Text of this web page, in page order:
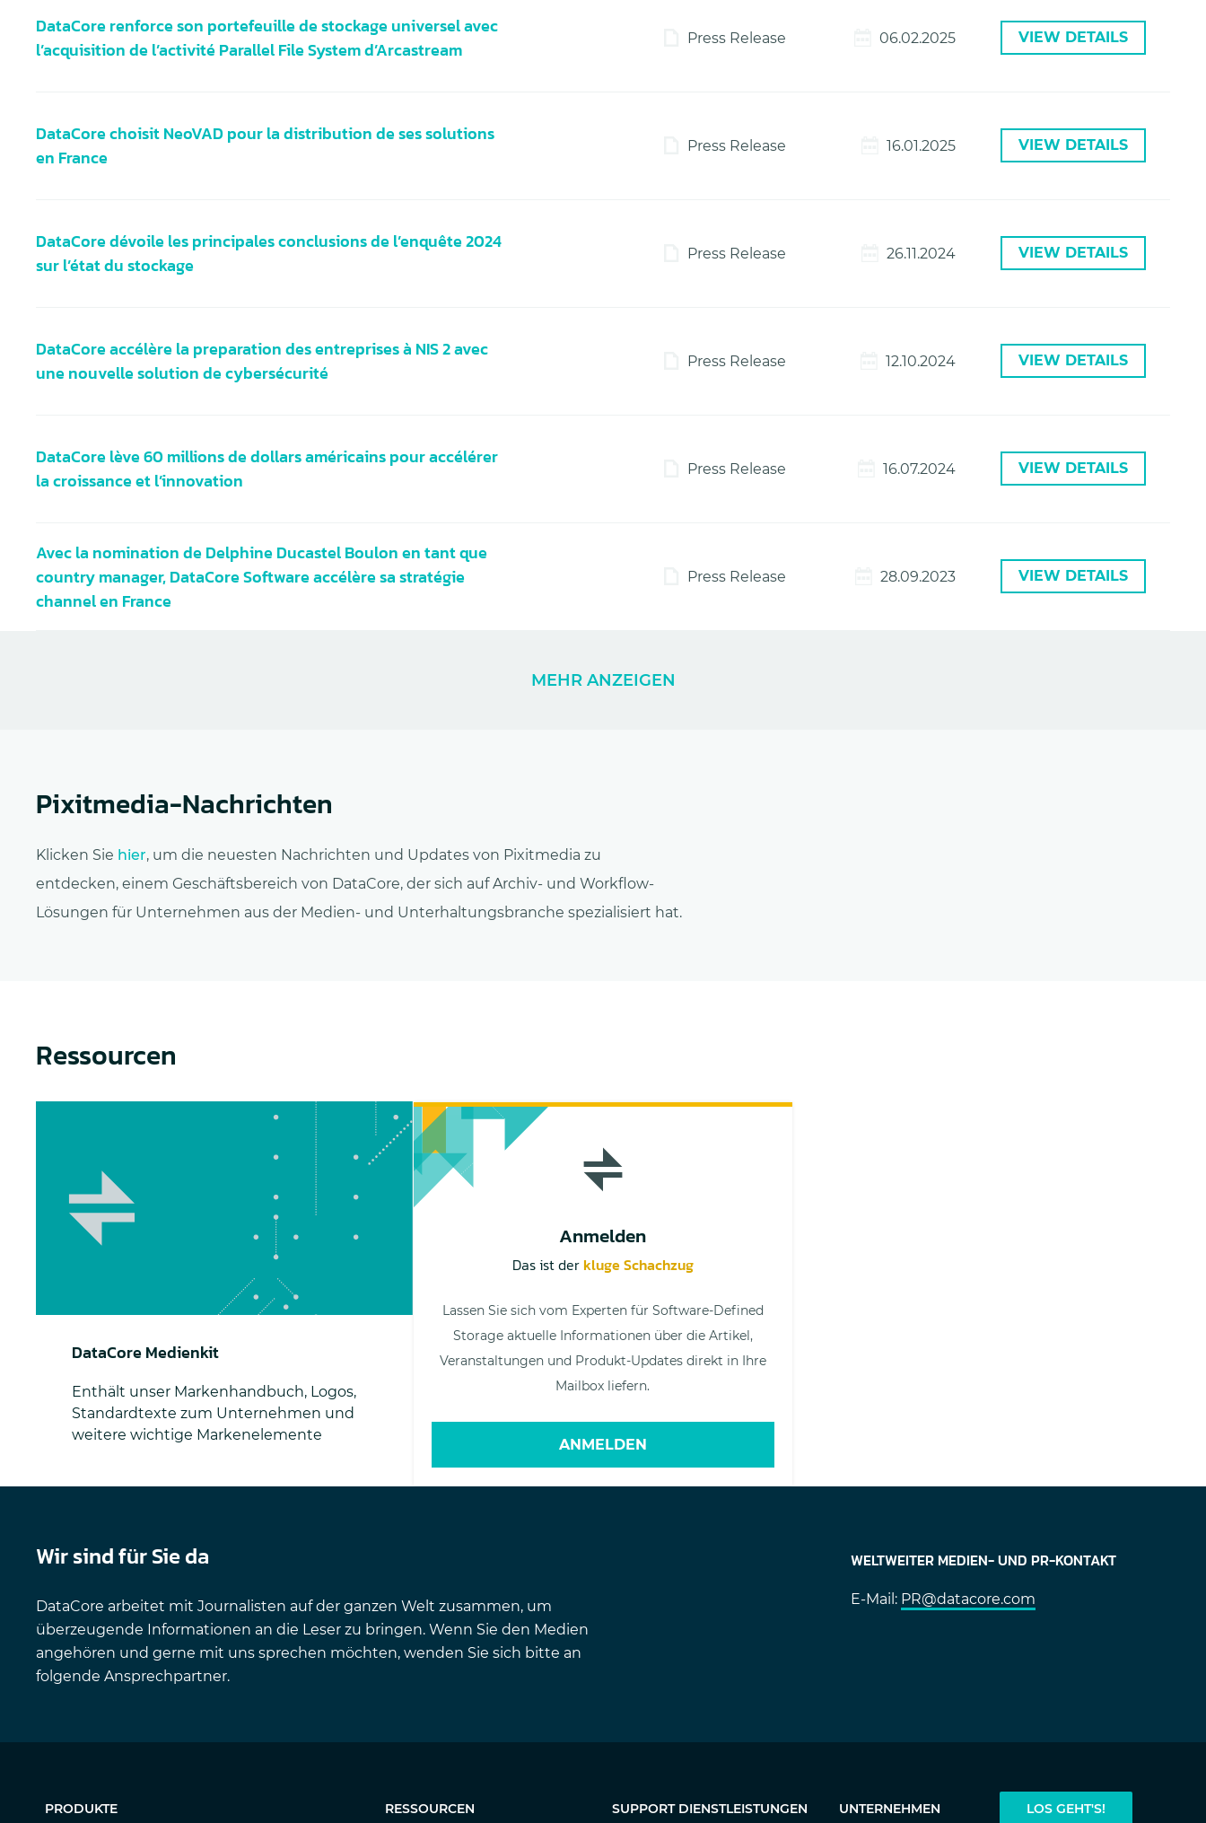
DataCore renforce son portefeuille de stockage universel avec
l’acquisition de l’activité Parallel File System d’Arcastream
Press Release 06.02.2025 VIEW DETAILS
DataCore choisit NeoVAD pour la distribution de ses solutions
en France
Press Release 16.01.2025 VIEW DETAILS
DataCore dévoile les principales conclusions de l’enquête 2024
sur l’état du stockage
Press Release 26.11.2024 VIEW DETAILS
DataCore accélère la preparation des entreprises à NIS 2 avec
une nouvelle solution de cybersécurité
Press Release 12.10.2024 VIEW DETAILS
DataCore lève 60 millions de dollars américains pour accélérer
la croissance et l’innovation
Press Release 16.07.2024 VIEW DETAILS
Avec la nomination de Delphine Ducastel Boulon en tant que
country manager, DataCore Software accélère sa stratégie
channel en France
Press Release 28.09.2023 VIEW DETAILS
MEHR ANZEIGEN
Pixitmedia-Nachrichten
Klicken Sie hier, um die neuesten Nachrichten und Updates von Pixitmedia zu
entdecken, einem Geschäftsbereich von DataCore, der sich auf Archiv- und Workflow-
Lösungen für Unternehmen aus der Medien- und Unterhaltungsbranche spezialisiert hat.
Ressourcen
DataCore Medienkit
Enthält unser Markenhandbuch, Logos,
Standardtexte zum Unternehmen und
weitere wichtige Markenelemente
Anmelden
Das ist derkluge Schachzug
Lassen Sie sich vom Experten für Software-Defined
Storage aktuelle Informationen über die Artikel,
Veranstaltungen und Produkt-Updates direkt in Ihre
Mailbox liefern.
ANMELDEN
Wir sind für Sie da
DataCore arbeitet mit Journalisten auf der ganzen Welt zusammen, um
überzeugende Informationen an die Leser zu bringen. Wenn Sie den Medien
angehören und gerne mit uns sprechen möchten, wenden Sie sich bitte an
folgende Ansprechpartner.
WELTWEITER MEDIEN- UND PR-KONTAKT
E-Mail: PR@datacore.com
PRODUKTE RESSOURCEN SUPPORT DIENSTLEISTUNGEN UNTERNEHMEN LOS GEHT'S!